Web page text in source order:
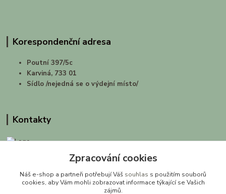
Korespondenční adresa
Poutní 397/5c
Karviná, 733 01
Sídlo /nejedná se o výdejní místo/
Kontakty
Gabriela Pawlasová Koppová
Zpracování cookies
Náš e-shop a partneři potřebují Váš souhlas s použitím souborů
cookies, aby Vám mohli zobrazovat informace týkající se Vašich
zájmů.